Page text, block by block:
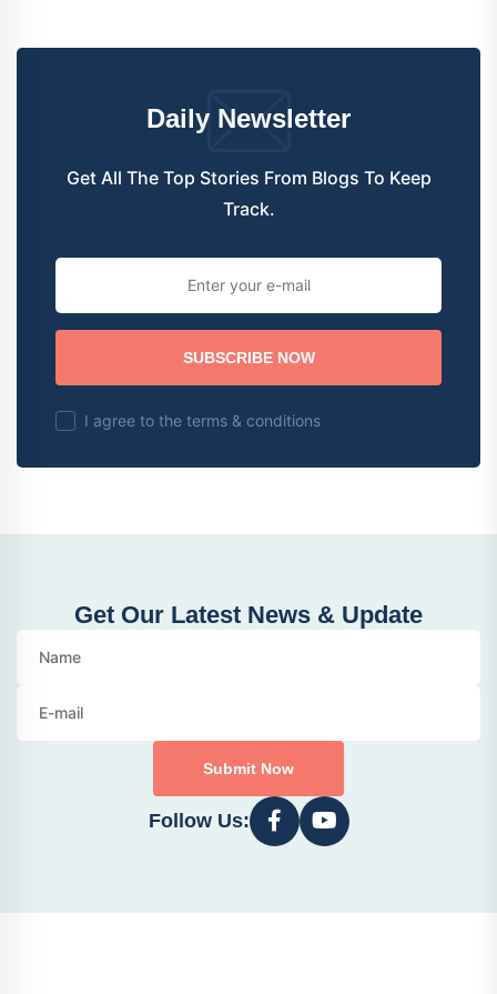
Daily Newsletter
Get All The Top Stories From Blogs To Keep
Track.
SUBSCRIBE NOW
I agree to the terms & conditions
Get Our Latest News & Update
Submit Now
Follow Us: